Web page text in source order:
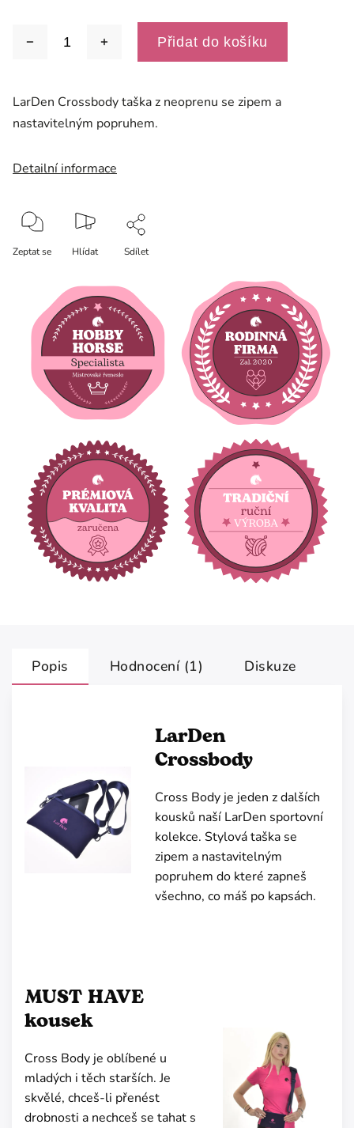
Přidat do košíku
LarDen Crossbody taška z neoprenu se zipem a
nastavitelným popruhem.
Detailní informace
Zeptat se Hlídat Sdílet
Popis Hodnocení (1) Diskuze
LarDen
Crossbody
Cross Body je jeden z dalších
kousků naší LarDen sportovní
kolekce. Stylová taška se
zipem a nastavitelným
popruhem do které zapneš
všechno, co máš po kapsách.
MUST HAVE
kousek
Cross Body je oblíbené u
mladých i těch starších. Je
skvělé, chceš-li přenést
drobnosti a nechceš se tahat s